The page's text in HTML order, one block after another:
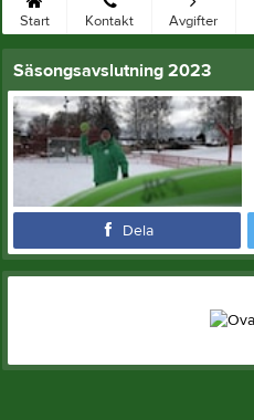
Start Kontakt Avgifter
Säsongsavslutning 2023
Dela